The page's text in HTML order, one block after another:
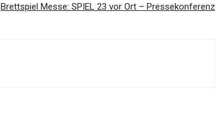
Brettspiel Messe: SPIEL 23 vor Ort – Pressekonferenz